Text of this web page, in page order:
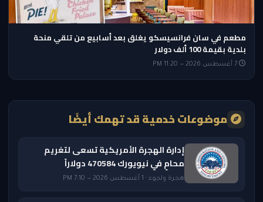
مطعم في سان فرانسيسكو يغلق بعد أسابيع من تلقي منحة
بلدية بقيمة 100 ألف دولار
موضوعات خدمية قد تهمك أيضًا
إدارة الهجرة الأمريكية تسعى لتغريم
محامٍ في نيويورك 470584 دولاراً
هجرة ولجوء · 1 أغسطس 2026 — 7:10 PM